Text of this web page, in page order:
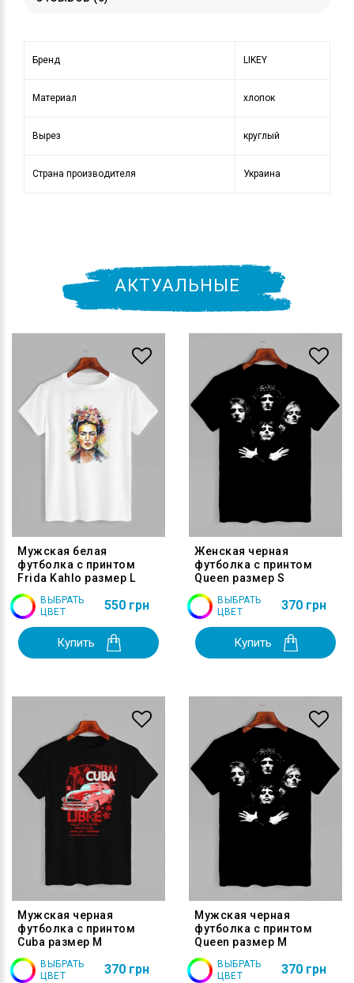
Бренд LIKEY
Материал хлопок
Вырез круглый
Страна производителя Украина
АКТУАЛЬНЫЕ
Мужская белая
футболка с принтом
Frida Kahlo размер L
ВЫБРАТЬ
ЦВЕТ
550 грн
Купить
Женская черная
футболка с принтом
Queen размер S
ВЫБРАТЬ
ЦВЕТ
370 грн
Купить
Мужская черная
футболка с принтом
Cuba размер M
ВЫБРАТЬ
ЦВЕТ
370 грн
Мужская черная
футболка с принтом
Queen размер M
ВЫБРАТЬ
ЦВЕТ
370 грн